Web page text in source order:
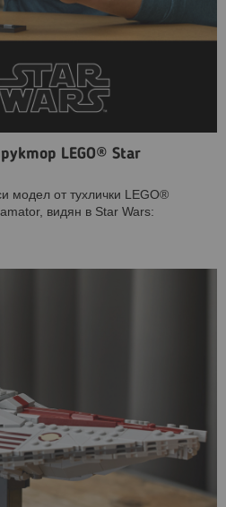
LEGO® Star
модел от тухлички LEGO®
видян в Star Wars: